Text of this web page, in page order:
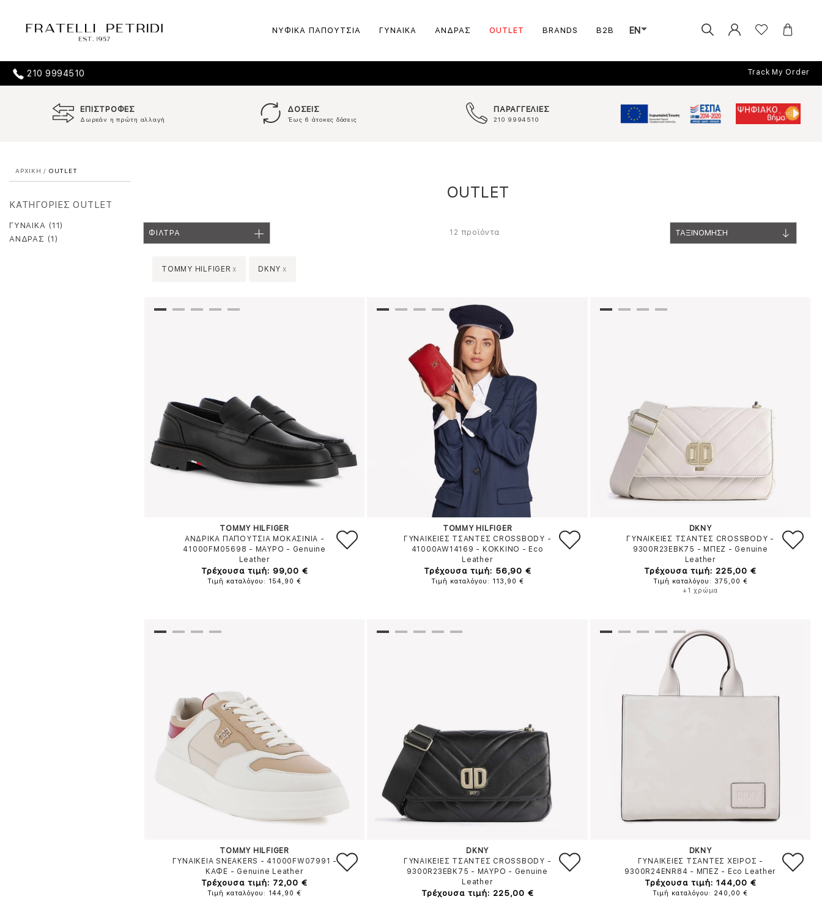
ΝΥΦΙΚΑ ΠΑΠΟΥΤΣΙΑ ΓΥΝΑΙΚΑ ΑΝΔΡΑΣ OUTLET BRANDS B2B EN
210 9994510 Track My Order
ΕΠΙΣΤΡΟΦΕΣ
Δωρεάν η πρώτη αλλαγή
ΔΟΣΕΙΣ
Έως 6 άτοκες δόσεις
ΠΑΡΑΓΓΕΛΙΕΣ
210 9994510
ΑΡΧΙΚΗ / OUTLET
ΚΑΤΗΓΟΡΙΕΣ OUTLET
ΓΥΝΑΙΚΑ (11)
ΑΝΔΡΑΣ (1)
OUTLET
ΦΙΛΤΡΑ 12 προϊόντα ΤΑΞΙΝΟΜΗΣΗ
TOMMY HILFIGER x DKNY x
TOMMY HILFIGER
ΑΝΔΡΙΚΑ ΠΑΠΟΥΤΣΙΑ ΜΟΚΑΣΙΝΙΑ -
41000FM05698 - ΜΑΥΡΟ - Genuine
Leather
Τρέχουσα τιμή: 99,00 €
Τιμή καταλόγου: 154,90 €
TOMMY HILFIGER
ΓΥΝΑΙΚΕΙΕΣ ΤΣΑΝΤΕΣ CROSSBODY -
41000AW14169 - ΚΟΚΚΙΝΟ - Eco
Leather
Τρέχουσα τιμή: 56,90 €
Τιμή καταλόγου: 113,90 €
DKNY
ΓΥΝΑΙΚΕΙΕΣ ΤΣΑΝΤΕΣ CROSSBODY -
9300R23EBK75 - ΜΠΕΖ - Genuine
Leather
Τρέχουσα τιμή: 225,00 €
Τιμή καταλόγου: 375,00 €
+1 χρώμα
TOMMY HILFIGER
ΓΥΝΑΙΚΕΙΑ SNEAKERS - 41000FW07991 -
ΚΑΦΕ - Genuine Leather
Τρέχουσα τιμή: 72,00 €
Τιμή καταλόγου: 144,90 €
DKNY
ΓΥΝΑΙΚΕΙΕΣ ΤΣΑΝΤΕΣ CROSSBODY -
9300R23EBK75 - ΜΑΥΡΟ - Genuine
Leather
Τρέχουσα τιμή: 225,00 €
DKNY
ΓΥΝΑΙΚΕΙΕΣ ΤΣΑΝΤΕΣ ΧΕΙΡΟΣ -
9300R24ENR84 - ΜΠΕΖ - Eco Leather
Τρέχουσα τιμή: 144,00 €
Τιμή καταλόγου: 240,00 €